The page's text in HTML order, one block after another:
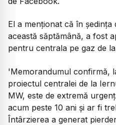
El a menționat că în ședința
această săptămână, a fost
pentru centrala pe gaz de
'Memorandumul confirmă,
proiectul centralei de la
MW, este de extremă
acum peste 10 ani și ar fi
Întârzierea a generat